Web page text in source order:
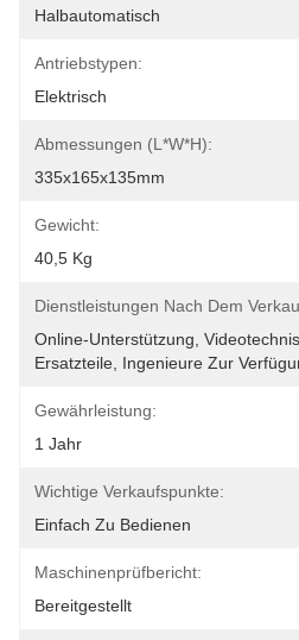
Halbautomatisch
Antriebstypen:
Elektrisch
Abmessungen (L*W*H):
335x165x135mm
Gewicht:
40,5 Kg
Dienstleistungen Nach Dem
Online-Unterstützung,
Ersatzteile, Ingenieure Zur
Gewährleistung:
1 Jahr
Wichtige Verkaufspunkte:
Einfach Zu Bedienen
Maschinenprüfbericht:
Bereitgestellt